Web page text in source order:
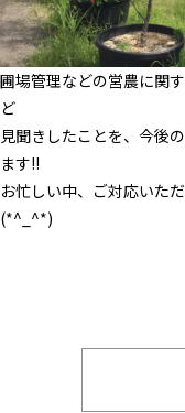
圃場管理などの営農に関
ど
見聞きしたことを、今後
ます!!
お忙しい中、ご対応いた
(*^_^*)